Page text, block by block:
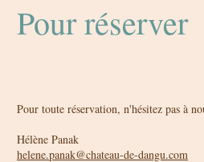
Pour réserver
Pour toute réservation, n'hésitez pas à
Hélène Panak
helene.panak@chateau-de-dangu.com